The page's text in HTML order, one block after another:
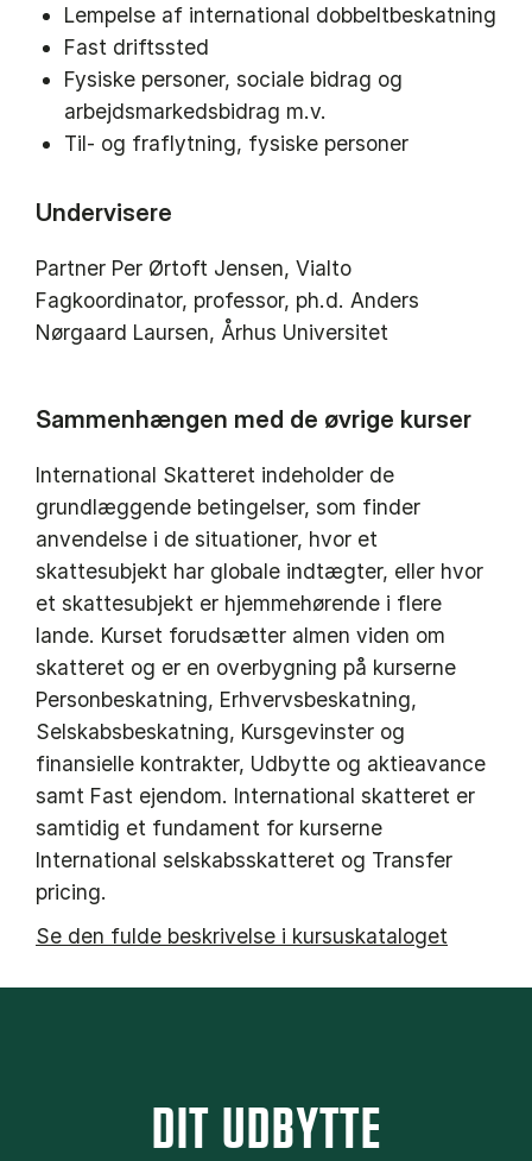
Lempelse af international dobbeltbeskatning
Fast driftssted
Fysiske personer, sociale bidrag og
arbejdsmarkedsbidrag m.v.
Til- og fraflytning, fysiske personer
Undervisere
Partner Per Ørtoft Jensen, Vialto
Fagkoordinator, professor, ph.d. Anders
Nørgaard Laursen, Århus Universitet
Sammenhængen med de øvrige kurser
International Skatteret indeholder de
grundlæggende betingelser, som finder
anvendelse i de situationer, hvor et
skattesubjekt har globale indtægter, eller hvor
et skattesubjekt er hjemmehørende i flere
lande. Kurset forudsætter almen viden om
skatteret og er en overbygning på kurserne
Personbeskatning, Erhvervsbeskatning,
Selskabsbeskatning, Kursgevinster og
finansielle kontrakter, Udbytte og aktieavance
samt Fast ejendom. International skatteret er
samtidig et fundament for kurserne
International selskabsskatteret og Transfer
pricing.
Se den fulde beskrivelse i kursuskataloget
DIT UDBYTTE